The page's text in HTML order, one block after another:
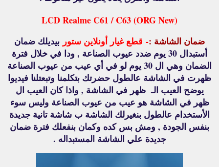
LCD Realme C61 / C63 (ORG New)
ضمان الشاشة :- قطع غيار أونلاين ستور بيديلك ضمان
أستبدال 30 يوم ضدد عيوب الصناعة , ودا في خلال فترة
الضمان وهي ال 30 يوم لو في أي عيب من عيوب الصناعة
ظهرت في الشاشة عالطول حضرتك بتكلمنا وتبعتلنا فيديوا
يوضح العيب الـ ظهر في الشاشة , واذا كان العيب ال
ظهر في الشاشة هو عيب من عيوب الصناعة وليس سوء
الأستخدام عالطول بنغيرلك الشاشة ب شاشة تانية جديدة
بنفس الجودة , ومش بس كده وكمان بنفعلك فترة ضمان
جديدة علي الشاشة المستبداله .